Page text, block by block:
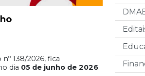
138/2026, fica
dia 05 de junho de 2026.